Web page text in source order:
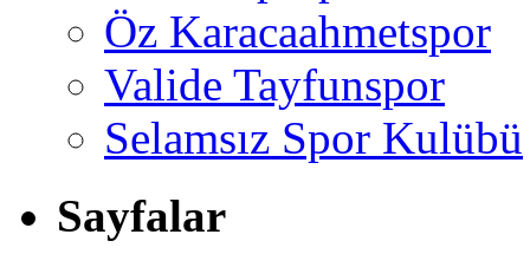
Öz Karacaahmetspor
Valide Tayfunspor
Selamsız Spor Kulübü
Sayfalar